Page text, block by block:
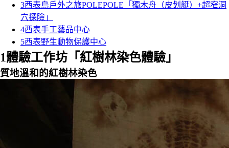
3西表島戶外之旅POLEPOLE「獨木舟（皮划艇）+超窄洞
穴探險」
4西表手工藝品中心
5西表野生動物保護中心
1體驗工作坊「紅樹林染色體驗」
質地溫和的紅樹林染色